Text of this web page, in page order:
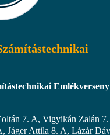
7. A, Vigyikán Zalán
Jáger Attila 8. A, Lázár